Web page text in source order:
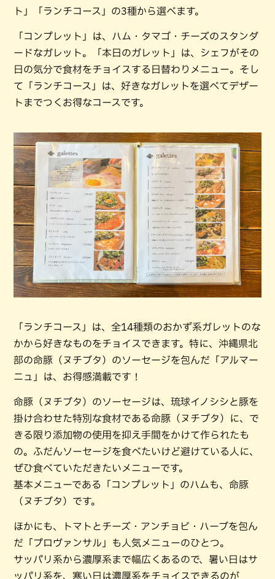
ト」「ランチコース」の3種から選べます。
「コンプレット」は、ハム・タマゴ・チーズのスタンダ
ードなガレット。「本日のガレット」は、シェフがその
日の気分で食材をチョイスする日替わりメニュー。そし
て「ランチコース」は、好きなガレットを選べてデザー
トまでつくお得なコースです。
「ランチコース」は、全14種類のおかず系ガレットのな
かから好きなものをチョイスできます。特に、沖縄県北
部の命豚（ヌチブタ）のソーセージを包んだ「アルマー
ニュ」は、お得感満載です！
命豚（ヌチブタ）のソーセージは、琉球イノシシと豚を
掛け合わせた特別な食材である命豚（ヌチブタ）に、で
きる限り添加物の使用を抑え手間をかけて作られたも
の。ふだんソーセージを食べたいけど避けている人に、
ぜひ食べていただきたいメニューです。
基本メニューである「コンプレット」のハムも、命豚
（ヌチブタ）です。
ほかにも、トマトとチーズ・アンチョビ・ハーブを包ん
だ「プロヴァンサル」も人気メニューのひとつ。
サッパリ系から濃厚系まで幅広くあるので、暑い日はサ
ッパリ系を、寒い日は濃厚系をチョイスできるのが